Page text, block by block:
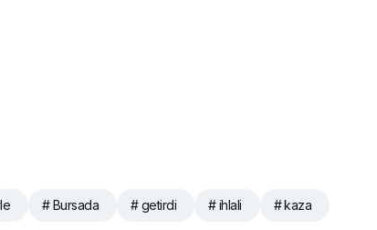
# Bursada # getirdi # ihlali # kaza